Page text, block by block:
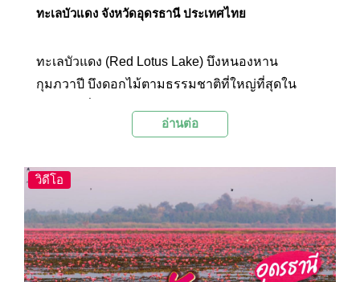
ทะเลบัวแดง จังหวัดอุดรธานี ประเทศไทย
ทะเลบัวแดง (Red Lotus Lake) บึงหนองหาน
กุมภวาปี บึงดอกไม้ตามธรรมชาติที่ใหญ่ที่สุดใน
แดง” นับล้านๆ ดอก และยังเป็นสถานที่สำคัญประจำ
คงเล่าขานต่อเนื่องกันมาจนถึงทุกวันนี้
อ่านต่อ
วิดีโอ